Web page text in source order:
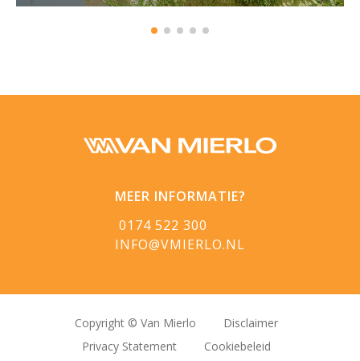
MEER INFORMATIE?
0174 522 300
INFO@VMIERLO.NL
Copyright © Van Mierlo
Disclaimer
Privacy Statement
Cookiebeleid